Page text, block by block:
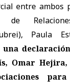
entre ambos
de
Paula
Omar